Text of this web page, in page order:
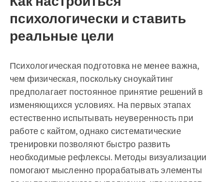
психологически и ставить
реальные цели
Психологическая подготовка не менее важна,
чем физическая, поскольку сноукайтинг
предполагает постоянное принятие решений в
изменяющихся условиях. На первых этапах
естественно испытывать неуверенность при
работе с кайтом, однако систематические
тренировки позволяют быстро развить
необходимые рефлексы. Методы визуализации
помогают мысленно прорабатывать элементы